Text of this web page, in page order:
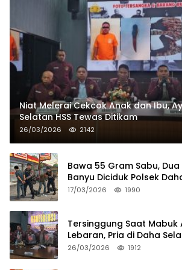
Niat Melerai Cekcok Anak dan Ibu,
Selatan HSS Tewas Ditikam
26/03/2026 2142
Bawa 55 Gram Sabu,
Banyu Diciduk Polsek
17/03/2026 1990
Tersinggung Saat
Lebaran, Pria di Daha
Tusuk Teman Sendiri
26/03/2026 1912